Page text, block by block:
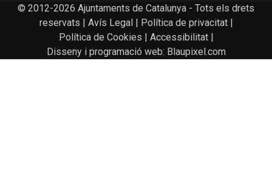
© 2012-2026 Ajuntaments de Catalunya - Tots els drets
reservats | Avís Legal| Política de privacitat|
Política de Cookies | Accessibilitat|
Disseny i programació web: Blaupixel.com